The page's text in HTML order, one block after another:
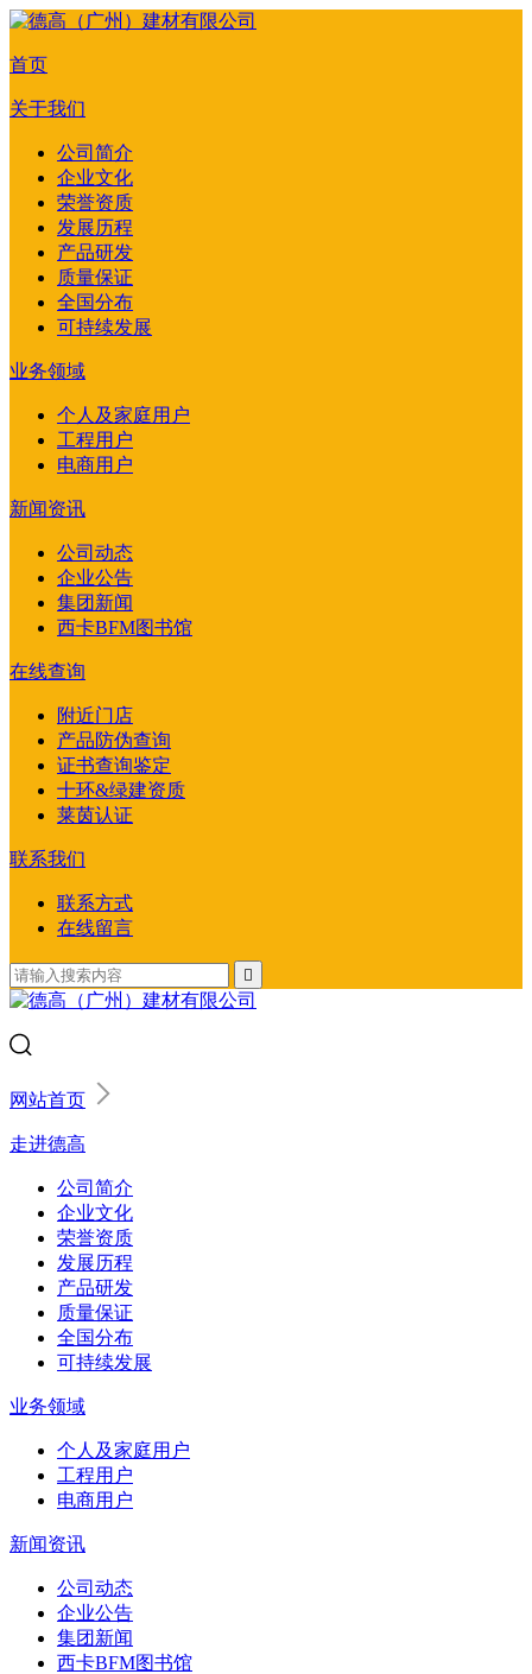
首页
关于我们
公司简介
企业文化
荣誉资质
发展历程
产品研发
质量保证
全国分布
可持续发展
业务领域
个人及家庭用户
工程用户
电商用户
新闻资讯
公司动态
企业公告
集团新闻
西卡BFM图书馆
在线查询
附近门店
产品防伪查询
证书查询鉴定
十环&绿建资质
莱茵认证
联系我们
联系方式
在线留言

网站首页
走进德高
公司简介
企业文化
荣誉资质
发展历程
产品研发
质量保证
全国分布
可持续发展
业务领域
个人及家庭用户
工程用户
电商用户
新闻资讯
公司动态
企业公告
集团新闻
西卡BFM图书馆